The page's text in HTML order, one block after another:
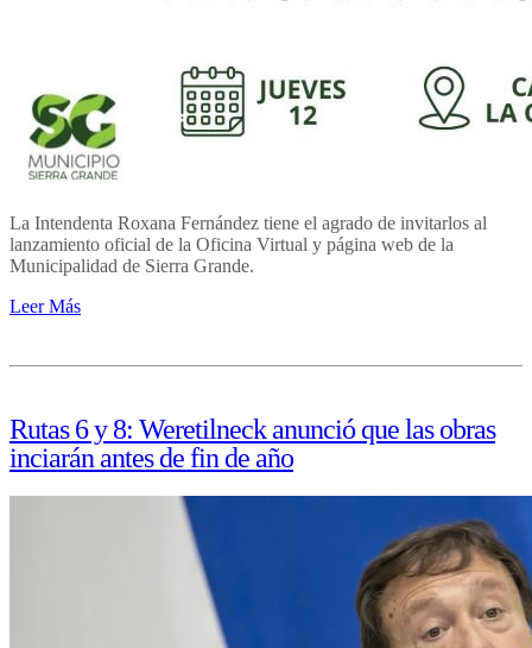
La Intendenta Roxana Fernández tiene el agrado de invitarlos al
lanzamiento oficial de la Oficina Virtual y página web de la
Municipalidad de Sierra Grande.
Leer Más
Rutas 6 y 8: Weretilneck anunció que las obras
inciarán antes de fin de año